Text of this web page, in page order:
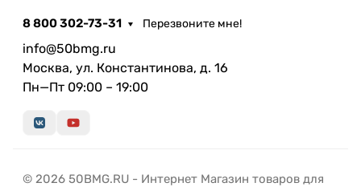
8 800 302-73-31 Перезвоните мне!
info@50bmg.ru
Москва, ул. Константинова, д. 16
Пн—Пт 09:00 – 19:00
© 2026 50BMG.RU - Интернет Магазин товаров для